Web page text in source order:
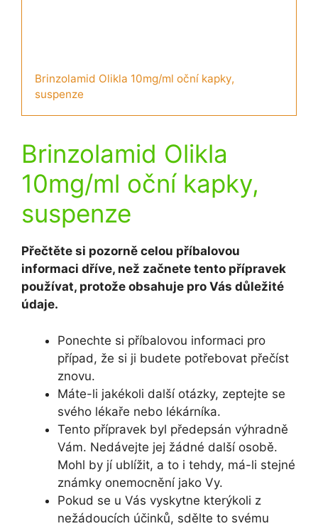
Brinzolamid Olikla 10mg/ml oční kapky,
suspenze
Brinzolamid Olikla
10mg/ml oční kapky,
suspenze
Přečtěte si pozorně celou příbalovou
informaci dříve, než začnete tento přípravek
používat, protože obsahuje pro Vás důležité
údaje.
Ponechte si příbalovou informaci pro
případ, že si ji budete potřebovat přečíst
znovu.
Máte-li jakékoli další otázky, zeptejte se
svého lékaře nebo lékárníka.
Tento přípravek byl předepsán výhradně
Vám. Nedávejte jej žádné další osobě.
Mohl by jí ublížit, a to i tehdy, má-li stejné
známky onemocnění jako Vy.
Pokud se u Vás vyskytne kterýkoli z
nežádoucích účinků, sdělte to svému